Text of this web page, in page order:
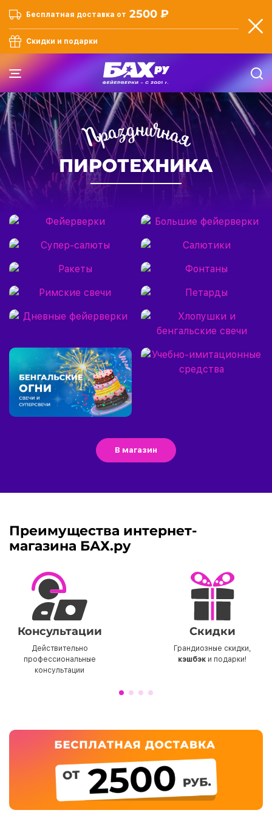
Бесплатная доставка от 2500 ₽
Скидки и подарки
ПИРОТЕХНИКА
В магазин
Преимущества интернет-
магазина БАХ.ру
Консультации
Действительно
профессиональные
консультации
Скидки
Грандиозные скидки,
кэшбэк и подарки!